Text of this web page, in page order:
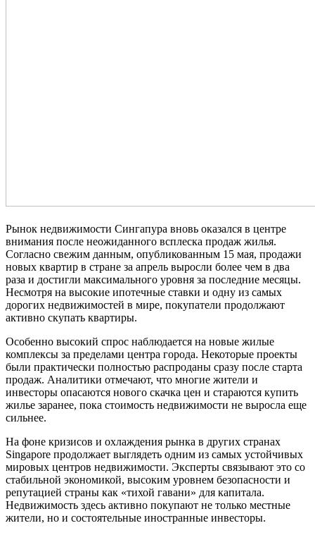
Рынок недвижимости Сингапура вновь оказался в центре
внимания после неожиданного всплеска продаж жилья.
Согласно свежим данным, опубликованным 15 мая, продажи
новых квартир в стране за апрель выросли более чем в два
раза и достигли максимального уровня за последние месяцы.
Несмотря на высокие ипотечные ставки и одну из самых
дорогих недвижимостей в мире, покупатели продолжают
активно скупать квартиры.
Особенно высокий спрос наблюдается на новые жилые
комплексы за пределами центра города. Некоторые проекты
были практически полностью распроданы сразу после старта
продаж. Аналитики отмечают, что многие жители и
инвесторы опасаются нового скачка цен и стараются купить
жилье заранее, пока стоимость недвижимости не выросла еще
сильнее.
На фоне кризисов и охлаждения рынка в других странах
Singapore продолжает выглядеть одним из самых устойчивых
мировых центров недвижимости. Эксперты связывают это со
стабильной экономикой, высоким уровнем безопасности и
репутацией страны как «тихой гавани» для капитала.
Недвижимость здесь активно покупают не только местные
жители, но и состоятельные иностранные инвесторы.